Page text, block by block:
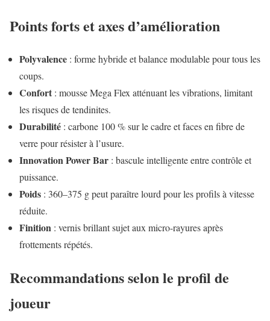
Points forts et axes d’amélioration
Polyvalence : forme hybride et balance modulable pour tous les
coups.
Confort : mousse Mega Flex atténuant les vibrations, limitant
les risques de tendinites.
Durabilité : carbone 100 % sur le cadre et faces en fibre de
verre pour résister à l’usure.
Innovation Power Bar : bascule intelligente entre contrôle et
puissance.
Poids : 360–375 g peut paraître lourd pour les profils à vitesse
réduite.
Finition : vernis brillant sujet aux micro-rayures après
frottements répétés.
Recommandations selon le profil de
joueur